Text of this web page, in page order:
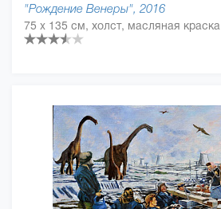
"Рождение Венеры", 2016
75 x 135 см, холст, масляная краска